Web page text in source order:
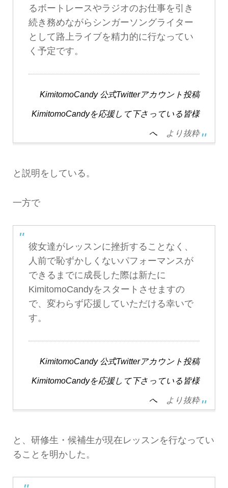
るボートレースやラジオのお仕事を引き
続き務めながらシンガーソングライター
として路上ライブを精力的に行なってい
く予定です。
KimitomoCandy 公式Twitterアカウント投稿
KimitomoCandyを応援して下さっている皆様
へ より抜粋
と説明をしている。
一方で
彼女達がレッスンに挫折することなく、
人前で恥ずかしくないパフォーマンスが
できるまでに成長した際は新たに
KimitomoCandyをスタートさせますの
で、変わらず応援していただける幸いで
す。
KimitomoCandy 公式Twitterアカウント投稿
KimitomoCandyを応援して下さっている皆様
へ より抜粋
と、研修生・候補生が現在レッスンを行なってい
ることを明かした。